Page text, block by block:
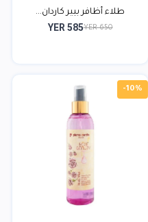
طلاء أظافر بيير كاردان...
YER 650
YER 585
-10%